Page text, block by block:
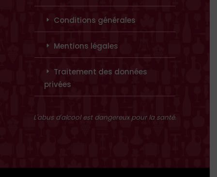
Conditions générales
Mentions légales
Traitement des données
privées
L'abus d'alcool est dangereux pour la santé.